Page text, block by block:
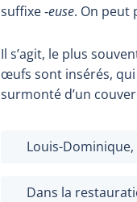
suffixe ‑euse. On peut
Il s’agit, le plus
œufs sont insérés, qui
surmonté d’un
Louis-
Dans la